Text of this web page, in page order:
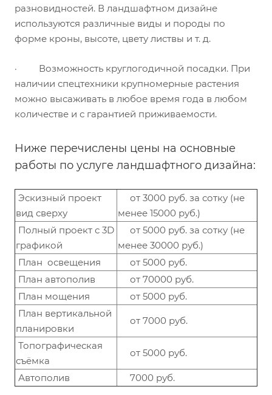
разновидностей. В ландшафтном дизайне
используются различные виды и породы по
форме кроны, высоте, цвету листвы и т. д.
· Возможность круглогодичной посадки. При
наличии спецтехники крупномерные растения
можно высаживать в любое время года в любом
количестве и с гарантией приживаемости.
Ниже перечислены цены на основные
работы по услуге ландшафтного дизайна:
Эскизный проект
вид сверху
от 3000 руб. за сотку (не
менее 15000 руб.)
Полный проект с 3D
графикой
от 5000 руб. за сотку (не
менее 30000 руб.)
План освещения
от 5000 руб.
План автополив
от 70000 руб.
План мощения
от 5000 руб.
План вертикальной
планировки
от 7000 руб.
Топографическая
съёмка
от 5000 руб.
Автополив 7000 руб.